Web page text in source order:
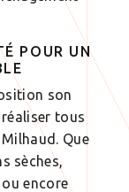
POUR UN
son
tous
Que
sèches,
encore